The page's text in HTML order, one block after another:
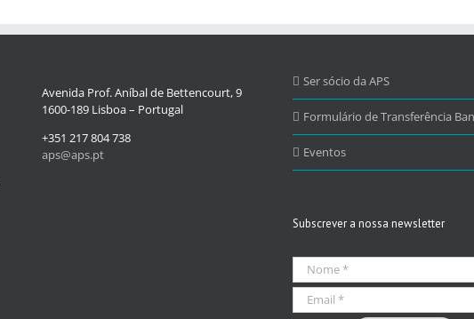
Avenida Prof. Aníbal de Bettencourt, 9
1600-189 Lisboa – Portugal
+351 217 804 738
aps@aps.pt
Ser sócio da APS
Formulário de Transferência
Eventos
Subscrever a nossa newsletter